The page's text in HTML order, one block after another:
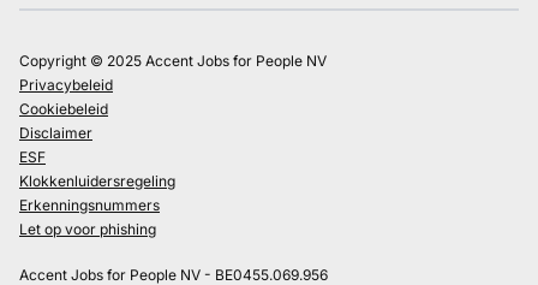
Copyright © 2025 Accent Jobs for People NV
Privacybeleid
Cookiebeleid
Disclaimer
ESF
Klokkenluidersregeling
Erkenningsnummers
Let op voor phishing
Accent Jobs for People NV - BE0455.069.956